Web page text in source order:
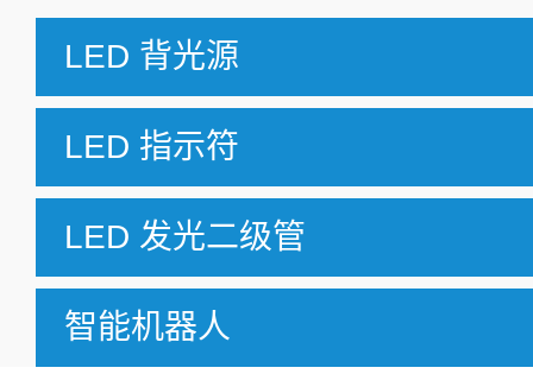
LED 背光源
LED 指示符
LED 发光二级管
智能机器人